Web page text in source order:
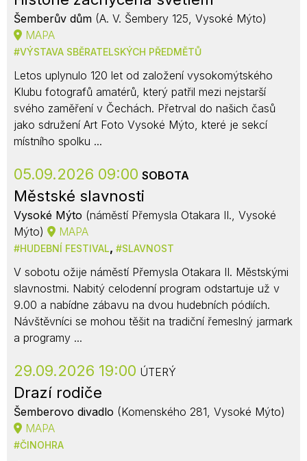
Šemberův dům (A. V. Šembery 125, Vysoké Mýto)
MAPA
VÝSTAVA SBĚRATELSKÝCH PŘEDMĚTŮ
Letos uplynulo 120 let od založení vysokomýtského
Klubu fotografů amatérů, který patřil mezi nejstarší
svého zaměření v Čechách. Přetrval do našich časů
jako sdružení Art Foto Vysoké Mýto, které je sekcí
místního spolku ...
05.09.2026 09:00 SOBOTA
Městské slavnosti
Vysoké Mýto (náměstí Přemysla Otakara II., Vysoké
Mýto)
MAPA
HUDEBNÍ FESTIVAL, SLAVNOST
V sobotu ožije náměstí Přemysla Otakara II. Městskými
slavnostmi. Nabitý celodenní program odstartuje už v
9.00 a nabídne zábavu na dvou hudebních pódiích.
Návštěvníci se mohou těšit na tradiční řemeslný jarmark
a programy ...
29.09.2026 19:00 ÚTERÝ
Drazí rodiče
Šemberovo divadlo (Komenského 281, Vysoké Mýto)
MAPA
ČINOHRA